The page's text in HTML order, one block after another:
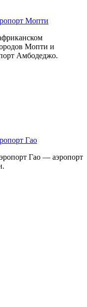
Мопти
Мопти и
Амбодеджо.
Гао
Гао — аэропорт